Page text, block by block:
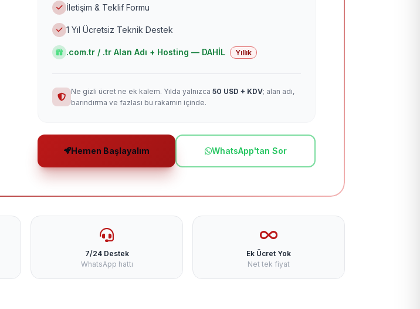
İletişim & Teklif Formu
1 Yıl Ücretsiz Teknik Destek
.com.tr / .tr Alan Adı + Hosting — DAHİL Yıllık
Ne gizli ücret ne ek kalem. Yılda yalnızca 50 USD + KDV; alan adı,
barındırma ve fazlası bu rakamın içinde.
Hemen Başlayalım WhatsApp'tan Sor
7/24 Destek
WhatsApp hattı
Ek Ücret Yok
Net tek fiyat